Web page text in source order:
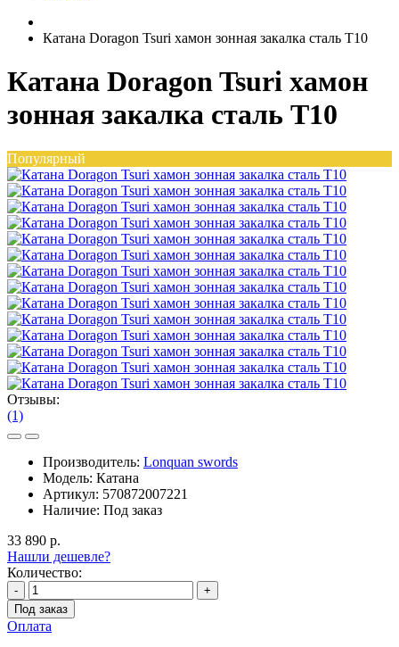
Катана Doragon Tsuri хамон зонная закалка сталь T10
Катана Doragon Tsuri хамон
зонная закалка сталь T10
Популярный
Отзывы:
(1)
Производитель: Lonquan swords
Модель: Катана
Артикул: 570872007221
Наличие: Под заказ
33 890 р.
Нашли дешевле?
Количество:
-
+
Под заказ
Оплата